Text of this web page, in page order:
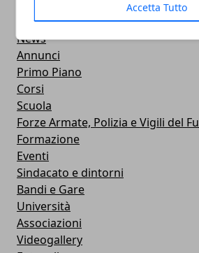
Accetta Tutto
Aziende
News
Annunci
Primo Piano
Corsi
Scuola
Forze Armate, Polizia e Vigili del
Formazione
Eventi
Sindacato e dintorni
Bandi e Gare
Università
Associazioni
Videogallery